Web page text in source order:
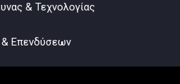
& Τεχνολογίας
& Επενδύσεων